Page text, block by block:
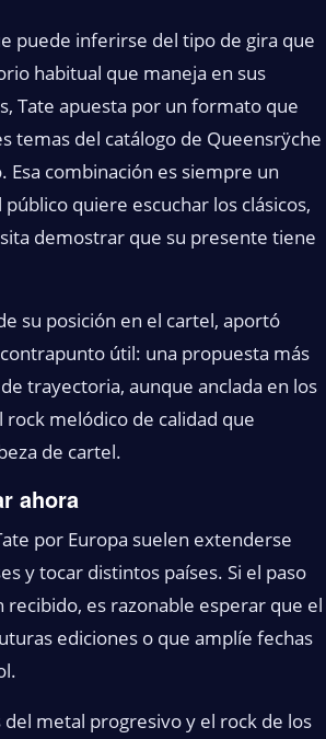
puede inferirse del tipo de gira que
habitual que maneja en sus
Tate apuesta por un formato que
temas del catálogo de Queensrÿche
Esa combinación es siempre un
quiere escuchar los clásicos,
demostrar que su presente tiene
su posición en el cartel, aportó
útil: una propuesta más
trayectoria, aunque anclada en los
rock melódico de calidad que
de cartel.
ahora
por Europa suelen extenderse
y tocar distintos países. Si el paso
es razonable esperar que el
ediciones o que amplíe fechas
del metal progresivo y el rock de los